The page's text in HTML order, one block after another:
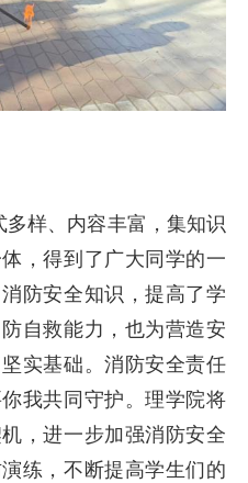
样、内容丰富，集知识
，得到了广大同学的一
防安全知识，提高了学
自救能力，也为营造安
实基础。消防安全责任
我共同守护。理学院将
，进一步加强消防安全
练，不断提高学生们的